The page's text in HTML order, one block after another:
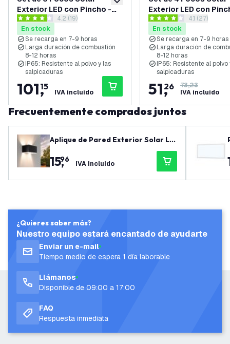
añadir a lista de deseos
Exterior LED con Pincho -
Aluminio - Negro - 3000K -
IP65
abrir el panel de reseñas
4.2 estrellas de puntuación
4.2 (19)
En stock
Se recarga en 7-9 horas
Larga duración de combustión
8-12 horas
IP65: Resistente al polvo y las
salpicaduras
101,
15
IVA incluido
Exterior LED con
Aluminio - Negro -
IP65
abrir el
4.1 estrellas de puntuación
4.1 (27)
En stock
Se recarga en 7-9 horas
Larga duración de
8-12 horas
IP65: Resistente al polvo
salpicaduras
51,
26
73,23
IVA incluido
Frecuentemente comprados juntos
Aplique de Pared Exterior Solar LE
D - Aluminio - Negro - Doble Cara -
3000K - IP44
15,
96 IVA incluido
¿Quieres saber más?
Nuestro equipo estará encantado de ayudarte
Enviar un e-mail
Tiempo medio de espera 1 día laborable
Llámanos
Disponible de 09:00 a 17:00
FAQ
Respuesta inmediata